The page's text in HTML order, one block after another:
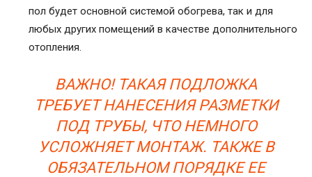
пол будет основной системой обогрева, так и для
любых других помещений в качестве дополнительного
отопления.
ВАЖНО! ТАКАЯ ПОДЛОЖКА
ТРЕБУЕТ НАНЕСЕНИЯ РАЗМЕТКИ
ПОД ТРУБЫ, ЧТО НЕМНОГО
УСЛОЖНЯЕТ МОНТАЖ. ТАКЖЕ В
ОБЯЗАТЕЛЬНОМ ПОРЯДКЕ ЕЕ